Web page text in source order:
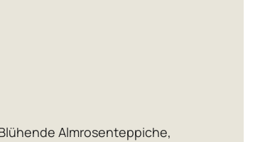
Almrosenteppiche,